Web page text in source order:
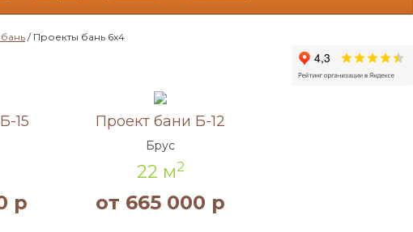
/ Проекты бань 6х4
15
р
Проект бани Б-12
Брус
22 м2
от 665 000 р